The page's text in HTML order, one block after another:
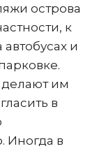
острова
к
и
им
в
Иногда в